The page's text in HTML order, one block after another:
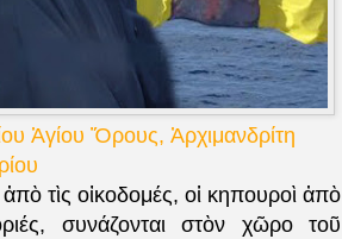
Ἁγίου Ὅρους, Ἀρχιμανδρίτη
τὶς οἰκοδομές, οἱ κηπουροὶ ἀπὸ
συνάζονται στὸν χῶρο τοῦ